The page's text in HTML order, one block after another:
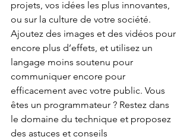
projets, vos idées les plus innovantes,
ou sur la culture de votre société.
Ajoutez des images et des vidéos pour
encore plus d’effets, et utilisez un
langage moins soutenu pour
communiquer encore pour
efficacement avec votre public. Vous
êtes un programmateur ? Restez dans
le domaine du technique et proposez
des astuces et conseils